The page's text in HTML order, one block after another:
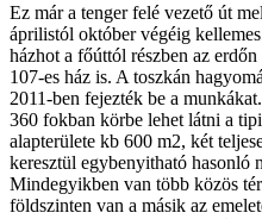
Ez már a tenger felé vezető út
áprilistól október végéig
házhot a főúttól részben az
107-es ház is. A toszkán
2011-ben fejezték be a
360 fokban körbe lehet látni a
alapterülete kb 600 m2, két
keresztül egybenyitható hasonló
Mindegyikben van több közös
földszinten van a másik az